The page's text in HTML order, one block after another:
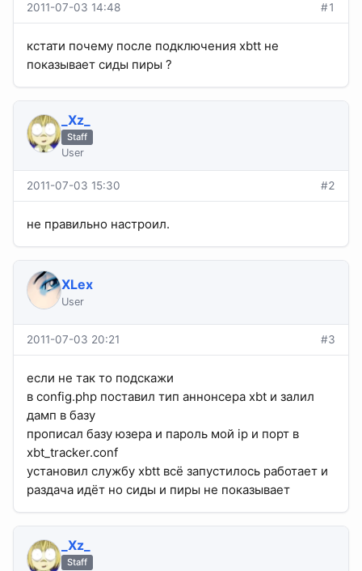
2011-07-03 14:48 #1
кстати почему после подключения xbtt не
показывает сиды пиры ?
_Xz_
Staff
User
2011-07-03 15:30 #2
не правильно настроил.
XLex
User
2011-07-03 20:21 #3
если не так то подскажи
в config.php поставил тип аннонсера xbt и залил
дамп в базу
прописал базу юзера и пароль мой ip и порт в
xbt_tracker.conf
установил службу xbtt всё запустилось работает и
раздача идёт но сиды и пиры не показывает
_Xz_
Staff